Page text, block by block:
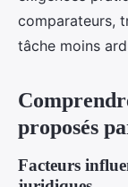
comparateurs,
tâche moins
proposés
Facteurs